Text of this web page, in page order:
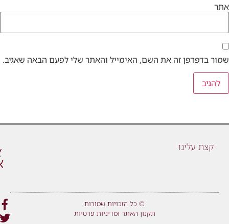
אתר
שמור בדפדפן זה את השם, האימייל והאתר שלי לפעם הבאה שאגיב.
קצת עלינו
© כל הזכויות שמורות
תקנון האתר ומדיניות פרטיות